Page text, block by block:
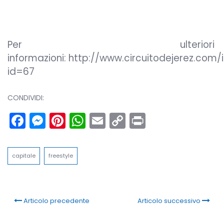
Per ulteriori
informazioni: http://www.circuitodejerez.com/
id=67
CONDIVIDI:
Facebook
Messenger
Pinterest
WhatsApp
Email
Copy
Link
capitale freestyle
Articolo precedente Articolo successivo